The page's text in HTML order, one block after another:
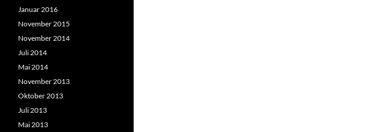
Januar 2016
November 2015
November 2014
Juli 2014
Mai 2014
November 2013
Oktober 2013
Juli 2013
Mai 2013